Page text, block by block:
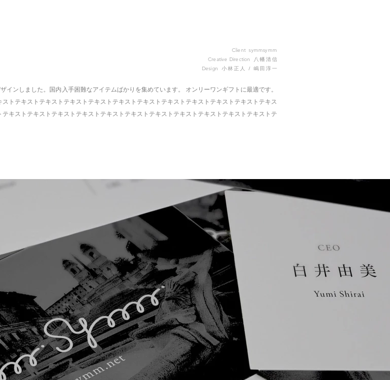
Client symmsymm
Creative Direction
八幡清信
Design 小林正人 / 嶋田淳一
インしました。国内入手困難なアイテムばかりを集めています。 オンリーワンギフトに最適です。
トテキストテキストテキストテキストテキストテキストテキストテキストテキストテキストテキス
キストテキストテキストテキストテキストテキストテキストテキストテキストテキストテキストテ